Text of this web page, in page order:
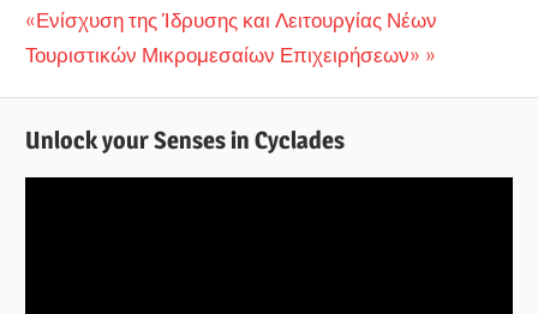
Post:
«Ενίσχυση της Ίδρυσης και Λειτουργίας Νέων
Τουριστικών Μικρομεσαίων Επιχειρήσεων»
Unlock your Senses in Cyclades